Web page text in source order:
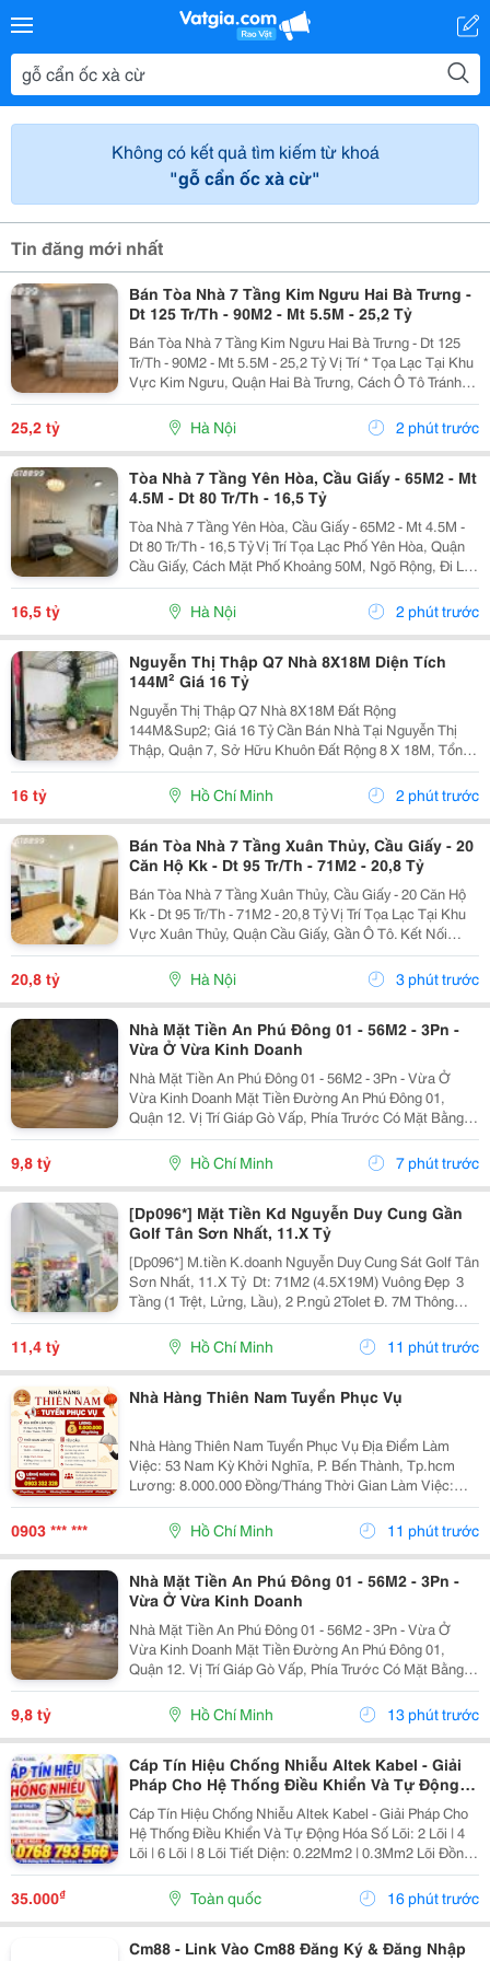
Không có kết quả tìm kiếm từ khoá
"gỗ cẩn ốc xà cừ"
Tin đăng mới nhất
Bán Tòa Nhà 7 Tầng Kim Ngưu Hai Bà Trưng -
Dt 125 Tr/Th - 90M2 - Mt 5.5M - 25,2 Tỷ
Bán Tòa Nhà 7 Tầng Kim Ngưu Hai Bà Trưng - Dt 125
Tr/Th - 90M2 - Mt 5.5M - 25,2 Tỷ Vị Trí * Tọa Lạc Tại Khu
Vực Kim Ngưu, Quận Hai Bà Trưng, Cách Ô Tô Tránh
Chỉ Khoảng 20M. * Kết Nối Thuận Tiện Kim Ngưu, Minh
Khai, Tam Trinh Và Khu Đô Thị...
25,2 tỷ Hà Nội 2 phút trước
Tòa Nhà 7 Tầng Yên Hòa, Cầu Giấy - 65M2 - Mt
4.5M - Dt 80 Tr/Th - 16,5 Tỷ
Tòa Nhà 7 Tầng Yên Hòa, Cầu Giấy - 65M2 - Mt 4.5M -
Dt 80 Tr/Th - 16,5 Tỷ Vị Trí Tọa Lạc Phố Yên Hòa, Quận
Cầu Giấy, Cách Mặt Phố Khoảng 50M, Ngõ Rộng, Đi Lại
Thuận Tiện. Kết Nối Nhanh Các Tuyến Yên Hòa, Trung
Kính Và Khu Vực Trung Tâm Cầu...
16,5 tỷ Hà Nội 2 phút trước
Nguyễn Thị Thập Q7 Nhà 8X18M Diện Tích
144M² Giá 16 Tỷ
Nguyễn Thị Thập Q7 Nhà 8X18M Đất Rộng
144M&Sup2; Giá 16 Tỷ Cần Bán Nhà Tại Nguyễn Thị
Thập, Quận 7, Sở Hữu Khuôn Đất Rộng 8 X 18M, Tổng
Diện Tích 144M&Sup2;. Lợi Thế Nổi Bật Là Ngang 8M,
Phù Hợp Với Khách Hàng Đang Tìm Kiếm Tài Sản Có
Mặt Tiền Rộng...
16 tỷ Hồ Chí Minh 2 phút trước
Bán Tòa Nhà 7 Tầng Xuân Thủy, Cầu Giấy - 20
Căn Hộ Kk - Dt 95 Tr/Th - 71M2 - 20,8 Tỷ
Bán Tòa Nhà 7 Tầng Xuân Thủy, Cầu Giấy - 20 Căn Hộ
Kk - Dt 95 Tr/Th - 71M2 - 20,8 Tỷ Vị Trí Tọa Lạc Tại Khu
Vực Xuân Thủy, Quận Cầu Giấy, Gần Ô Tô. Kết Nối
Thuận Tiện Xuân Thủy, Phạm Hùng, Hồ Tùng Mậu Và
Phạm Văn Đồng. Gần Đại Học Quốc...
20,8 tỷ Hà Nội 3 phút trước
Nhà Mặt Tiền An Phú Đông 01 - 56M2 - 3Pn -
Vừa Ở Vừa Kinh Doanh
Nhà Mặt Tiền An Phú Đông 01 - 56M2 - 3Pn - Vừa Ở
Vừa Kinh Doanh Mặt Tiền Đường An Phú Đông 01,
Quận 12. Vị Trí Giáp Gò Vấp, Phía Trước Có Mặt Bằng
Thuận Tiện Kinh Doanh. - Diện Tích: 56M2, Ngang 4M,
Dài 14M. - Kết Cấu: 1 Trệt, 1 Lửng, 1 Lầu, Sân...
9,8 tỷ Hồ Chí Minh 7 phút trước
[Dp096*] Mặt Tiền Kd Nguyễn Duy Cung Gần
Golf Tân Sơn Nhất, 11.X Tỷ
[Dp096*] M.tiền K.doanh Nguyễn Duy Cung Sát Golf Tân
Sơn Nhất, 11.X Tỷ ️ Dt: 71M2 (4.5X19M) Vuông Đẹp ️ 3
Tầng (1 Trệt, Lửng, Lầu), 2 P.ngủ 2Tolet Đ. 7M Thông
Kinh Doanh Đỉnh ✨ Nhà Đẹp Ở Ngay Liên Hệ Gọi Điện
Nhận Thêm Thông Tin!
11,4 tỷ Hồ Chí Minh 11 phút trước
Nhà Hàng Thiên Nam Tuyển Phục Vụ
Nhà Hàng Thiên Nam Tuyển Phục Vụ Địa Điểm Làm
Việc: 53 Nam Kỳ Khởi Nghĩa, P. Bến Thành, Tp.hcm
Lương: 8.000.000 Đồng/Tháng Thời Gian Làm Việc:
&Bull; Full-Time: 12:00 &Ndash; 21:00 (8 Tiếng) &Bull;
Hoặc Part-Time: 4 Tiếng (Theo Sự Sắp Xếp...
0903 *** *** Hồ Chí Minh 11 phút trước
Nhà Mặt Tiền An Phú Đông 01 - 56M2 - 3Pn -
Vừa Ở Vừa Kinh Doanh
Nhà Mặt Tiền An Phú Đông 01 - 56M2 - 3Pn - Vừa Ở
Vừa Kinh Doanh Mặt Tiền Đường An Phú Đông 01,
Quận 12. Vị Trí Giáp Gò Vấp, Phía Trước Có Mặt Bằng
Thuận Tiện Kinh Doanh. - Diện Tích: 56M2, Ngang 4M,
Dài 14M. - Kết Cấu: 1 Trệt, 1 Lửng, 1 Lầu, Sân...
9,8 tỷ Hồ Chí Minh 13 phút trước
Cáp Tín Hiệu Chống Nhiễu Altek Kabel - Giải
Pháp Cho Hệ Thống Điều Khiển Và Tự Động
Hóa
Cáp Tín Hiệu Chống Nhiễu Altek Kabel - Giải Pháp Cho
Hệ Thống Điều Khiển Và Tự Động Hóa Số Lõi: 2 Lõi | 4
Lõi | 6 Lõi | 8 Lõi Tiết Diện: 0.22Mm2 | 0.3Mm2 Lõi Đồng
100% Có Xi Mạ Chống Oxi Hóa Lưới Dệt Đồng Đan Có
Xi Mạ Chống...
35.000₫ Toàn quốc 16 phút trước
Cm88 - Link Vào Cm88 Đăng Ký & Đăng Nhập